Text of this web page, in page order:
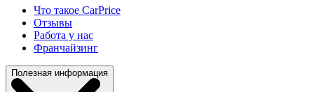
Что такое CarPrice
Отзывы
Работа у нас
Франчайзинг
Полезная информация